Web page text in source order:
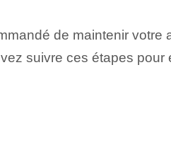
de maintenir votre
suivre ces étapes pour